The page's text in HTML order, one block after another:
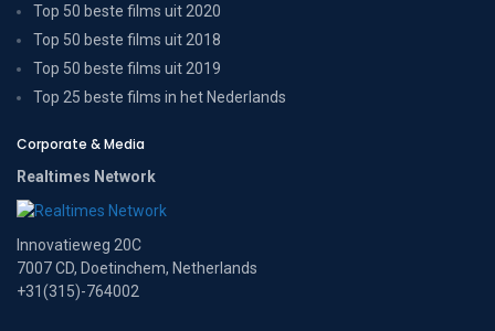
Top 50 beste films uit 2020
Top 50 beste films uit 2018
Top 50 beste films uit 2019
Top 25 beste films in het Nederlands
Corporate & Media
Realtimes Network
Innovatieweg 20C
7007 CD, Doetinchem, Netherlands
+31(315)-764002